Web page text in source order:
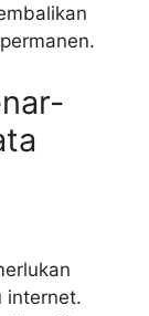
internet.